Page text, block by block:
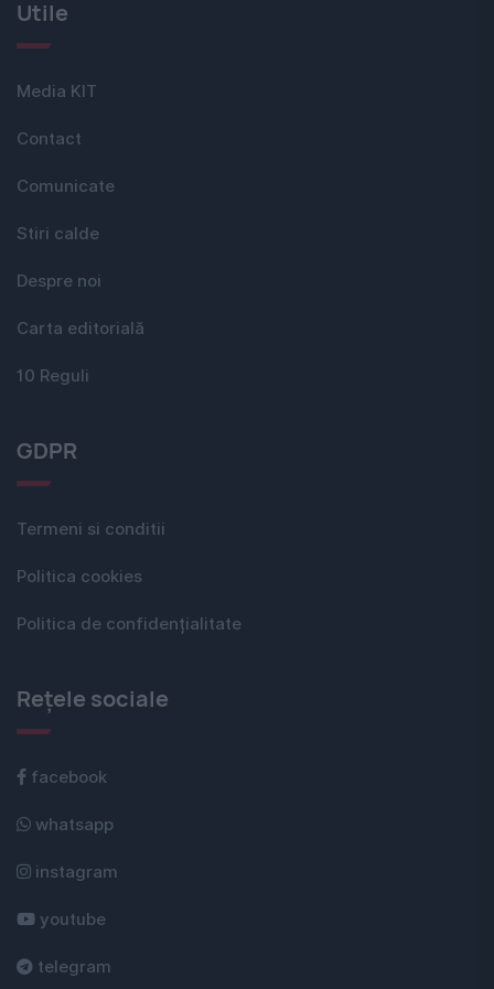
Utile
Media KIT
Contact
Comunicate
Stiri calde
Despre noi
Carta editorială
10 Reguli
GDPR
Termeni si conditii
Politica cookies
Politica de confidențialitate
Rețele sociale
facebook
whatsapp
instagram
youtube
telegram